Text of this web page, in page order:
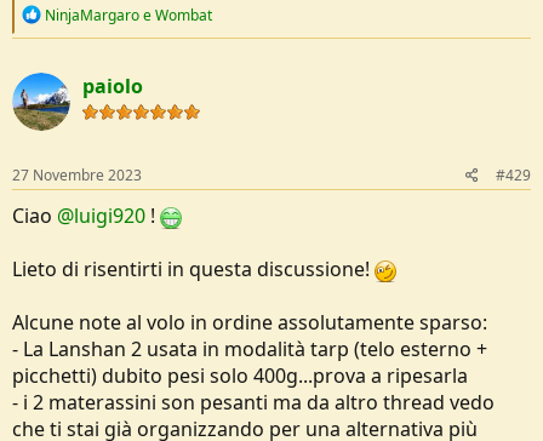
R
c
t
i
o
s
:
NinjaMargaroeWombat
paiolo
27 Novembre 2023 #429
Ciao @luigi920 !
Lieto di risentirti in questa discussione!
Alcune note al volo in ordine assolutamente sparso:
- La Lanshan 2 usata in modalità tarp (telo esterno +
picchetti) dubito pesi solo 400g...prova a ripesarla
- i 2 materassini son pesanti ma da altro thread vedo
che ti stai già organizzando per una alternativa più